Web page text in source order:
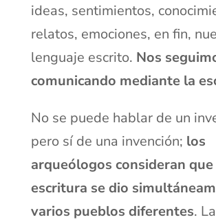
ideas, sentimientos,
relatos, emociones, en fin,
lenguaje escrito. Nos
comunicando mediante la
No se puede hablar de un
pero sí de una invención; los
arqueólogos consideran que
escritura se dio
varios pueblos diferentes.